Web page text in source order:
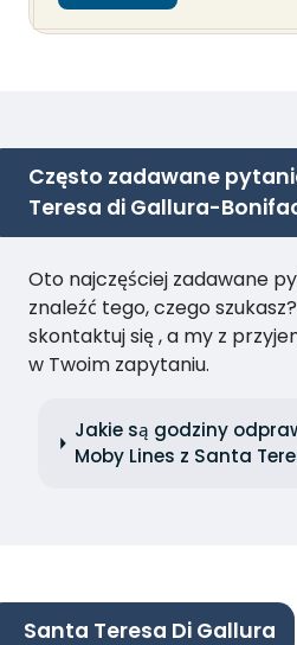
Często zadawane
Teresa di Gallura-
Oto najczęściej zadawane
znaleźć tego, czego
skontaktuj się , a my z
w Twoim zapytaniu.
Jakie są godziny
Moby Lines z Santa
Santa Teresa Di Gallura